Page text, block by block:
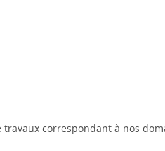
correspondant à nos